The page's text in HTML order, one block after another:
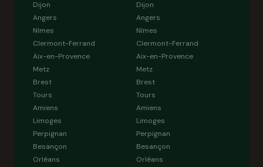
Dijon
Angers
Nîmes
Clermont-Ferrand
Aix-en-Provence
Metz
Brest
Tours
Amiens
Limoges
Perpignan
Besançon
Orléans
Dijon
Angers
Nîmes
Clermont-Ferrand
Aix-en-Provence
Metz
Brest
Tours
Amiens
Limoges
Perpignan
Besançon
Orléans